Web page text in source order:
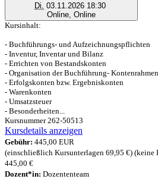
Di. 03.11.2026 18:30
Online, Online
Kursinhalt:
- Buchführungs- und Aufzeichnungspflichten
- Inventur, Inventar und Bilanz
- Errichten von Bestandskonten
- Organisation der Buchführung-
- Erfolgskonten bzw. Ergebniskonten
- Warenkonten
- Umsatzsteuer
- Besonderheiten...
Kursnummer 262-50513
Kursdetails anzeigen
Gebühr: 445,00 EUR
(einschließlich Kursunterlagen 69,95 €) (keine
445,00 €
Dozent*in: Dozententeam